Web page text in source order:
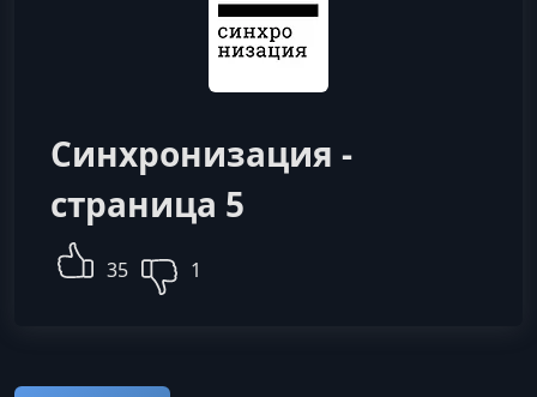
Синхронизация -
страница 5
35 1